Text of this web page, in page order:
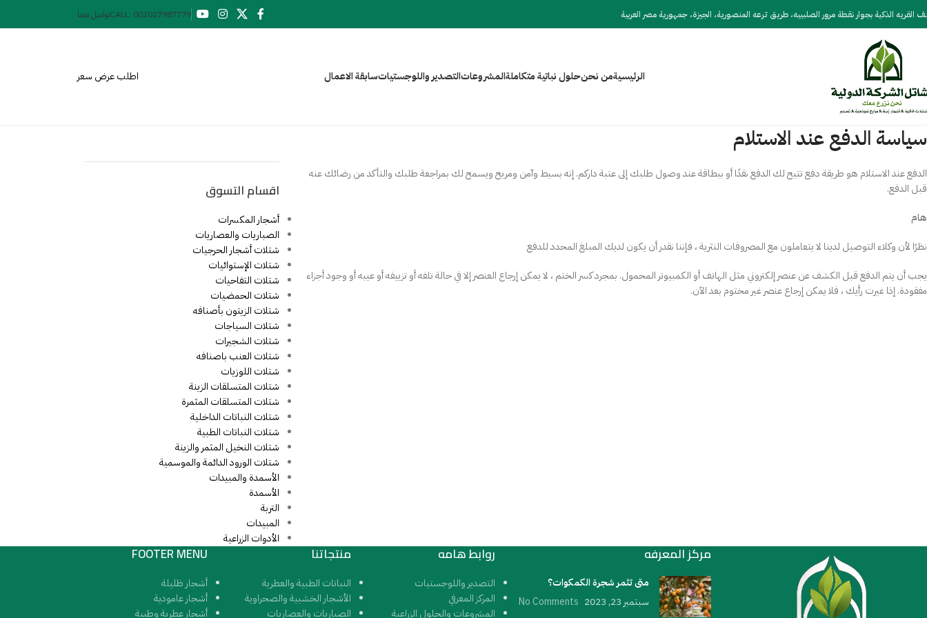
القريه الذكية بجوار نقطة مرور الصلبييه، طريق ترعه المنصورية، الجيزة، جمهورية مصر العربية CALL: 002027987779تواصل معنا
الرئيسيةمن نـحنحلول نباتية متكاملةالمشروعاتالتصدير واللوجستياتسابقة الاعمال اطلب عرض سعر
سياسة الدفع عند الاستلام
الدفع عند الاستلام هو طريقة دفع تتيح لك الدفع نقدًا أو ببطاقة عند وصول طلبك إلى عتبة داركم. إنه بسيط وآمن ومريح ويسمح لك بمراجعة طلبك والتأكد من رضائك عنه
قبل الدفع.
هام
نظرًا لأن وكلاء التوصيل لدينا لا يتعاملون مع المصروفات النثرية ، فإننا نقدر أن يكون لديك المبلغ المحدد للدفع
يجب أن يتم الدفع قبل الكشف عن عنصر إلكتروني مثل الهاتف أو الكمبيوتر المحمول. بمجرد كسر الختم ، لا يمكن إرجاع العنصر إلا في حالة تلفه أو تزييفه أو عيبه أو وجود أجزاء
مفقودة. إذا غيرت رأيك ، فلا يمكن إرجاع عنصر غير مختوم بعد الآن.
اقسام التسوق
أشجار المكسرات
الصباريات والعصاريات
شتلات أشجار الحرجيات
شتلات الإستوائيات
شتلات التفاحيات
شتلات الحمضيات
شتلات الزيتون بأصنافه
شتلات السياجات
شتلات الشجيرات
شتلات العنب باصنافه
شتلات اللوزيات
شتلات المتسلقات الزينة
شتلات المتسلقات المثمرة
شتلات النباتات الداخلية
شتلات النباتات الطبية
شتلات النخيل المثمر والزينة
شتلات الورود الدائمة والموسمية
الأسمدة والمبيدات
الأسمدة
التربة
المبيدات
الأدوات الزراعية
مركز المعرفه
متى تثمر شجرة الكمكوات؟
سبتمبر 23, 2023
No Comments
روابط هامه
التصدير واللوجستيات
المركز المعرفي
المشروعات والحلول الزراعية
منتجاتنا
النباتات الطبية والعطرية
الأشجار الخشبية والصحراوية
الصباريات والعصاريات
FOOTER MENU
أشجار ظليلة
أشجار عامودية
أشجار عطرية وطبية